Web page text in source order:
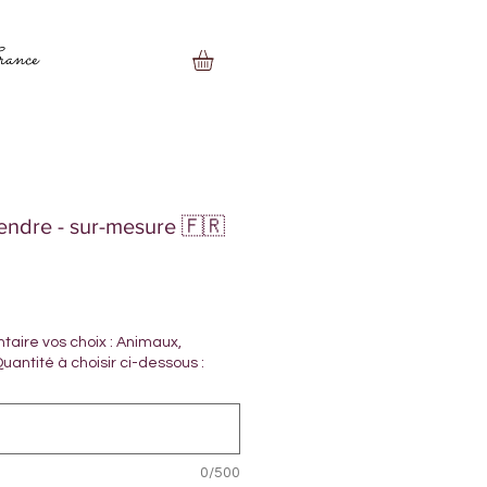
- sur-mesure 🇫🇷
vos choix : Animaux,
à choisir ci-dessous :
0/500